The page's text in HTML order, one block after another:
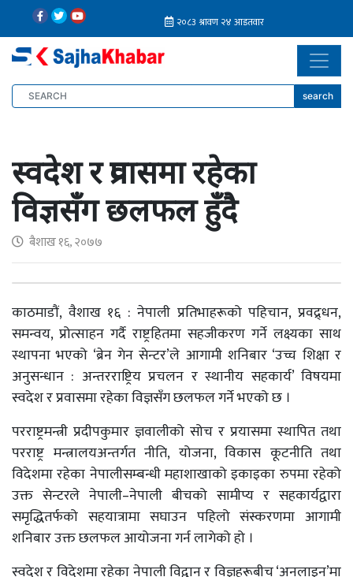
search
स्वदेश र प्रवासमा रहेका
विज्ञसँग छलफल हुँदै
बैशाख १६, २०७७
काठमाडौं, वैशाख १६ : नेपाली प्रतिभाहरूको पहिचान, प्रवद्र्धन,
समन्वय, प्रोत्साहन गर्दै राष्ट्रहितमा सहजीकरण गर्ने लक्ष्यका साथ
स्थापना भएको ‘ब्रेन गेन सेन्टर’ले आगामी शनिबार ‘उच्च शिक्षा र
अनुसन्धान : अन्तरराष्ट्रिय प्रचलन र स्थानीय सहकार्य’ विषयमा
स्वदेश र प्रवासमा रहेका विज्ञसँग छलफल गर्ने भएको छ ।
परराष्ट्रमन्त्री प्रदीपकुमार ज्ञवालीको सोच र प्रयासमा स्थापित तथा
परराष्ट्र मन्त्रालयअन्तर्गत नीति, योजना, विकास कूटनीति तथा
विदेशमा रहेका नेपालीसम्बन्धी महाशाखाको इकाइका रुपमा रहेको
उक्त सेन्टरले नेपाली–नेपाली बीचको सामीप्य र सहकार्यद्वारा
समृद्धितर्फको सहयात्रामा सघाउन पहिलो संस्करणमा आगामी
शनिबार उक्त छलफल आयोजना गर्न लागेको हो ।
स्वदेश र विदेशमा रहेका नेपाली विद्वान् र विज्ञहरूबीच ‘अनलाइन’मा